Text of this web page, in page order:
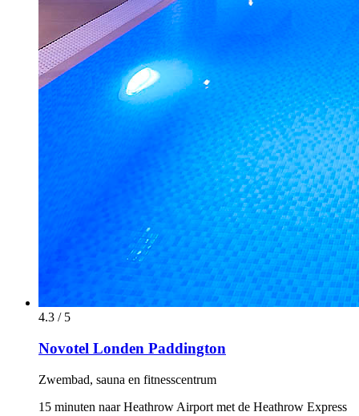
4.3 / 5
Novotel Londen Paddington
Zwembad, sauna en fitnesscentrum
15 minuten naar Heathrow Airport met de Heathrow Express